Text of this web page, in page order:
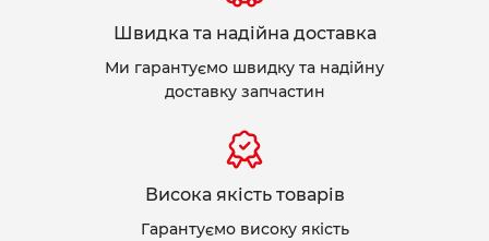
Швидка та надійна доставка
Ми гарантуємо швидку та надійну
доставку запчастин
Висока якість товарів
Гарантуємо високу якість